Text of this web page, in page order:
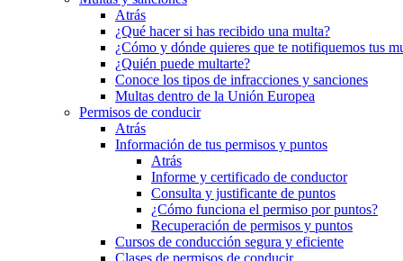
Atrás
¿Qué hacer si has recibido una multa?
¿Cómo y dónde quieres que te notifiquemos tus
¿Quién puede multarte?
Conoce los tipos de infracciones y sanciones
Multas dentro de la Unión Europea
Permisos de conducir
Atrás
Información de tus permisos y puntos
Atrás
Informe y certificado de conductor
Consulta y justificante de puntos
¿Cómo funciona el permiso por puntos?
Recuperación de permisos y puntos
Cursos de conducción segura y eficiente